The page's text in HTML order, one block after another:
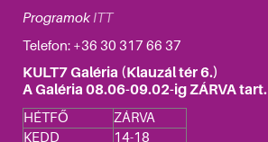
Programok ITT
Telefon: +36 30 317 66 37
KULT7 Galéria (Klauzál tér 6.)
A Galéria 08.06-09.02-ig ZÁRVA tart.
HÉTFŐ
ZÁRVA
KEDD
14-18